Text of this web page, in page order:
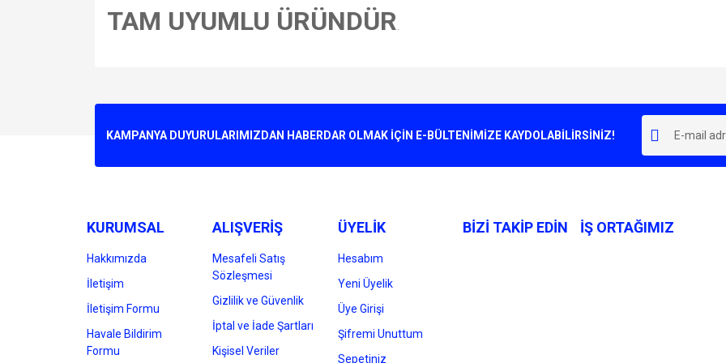
TAM UYUMLU ÜRÜNDÜR.
Ürün resmi kalitesiz, bozuk veya görüntülenemiyor.
Bu ürüne benzer farklı alternatifler olmalı.
KAMPANYA DUYURULARIMIZDAN HABERDAR OLMAK İÇİN E-BÜLTENİMİZE KAYDOLABİLİRSİNİZ!
KURUMSAL
Hakkımızda
İletişim
İletişim Formu
Havale Bildirim
Formu
ALIŞVERİŞ
Mesafeli Satış
Sözleşmesi
Gizlilik ve Güvenlik
İptal ve İade Şartları
Kişisel Veriler
ÜYELİK
Hesabım
Yeni Üyelik
Üye Girişi
Şifremi Unuttum
Sepetiniz
BİZİ TAKİP EDİN İŞ ORTAĞIMIZ